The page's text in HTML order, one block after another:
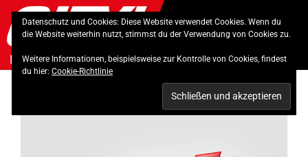
Skip
to
content
Datenschutz und Cookies: Diese Website verwendet Cookies. Wenn du
die Website weiterhin nutzt, stimmst du der Verwendung von Cookies zu.
Weitere Informationen, beispielsweise zur Kontrolle von Cookies, findest
du hier: Cookie-Richtlinie